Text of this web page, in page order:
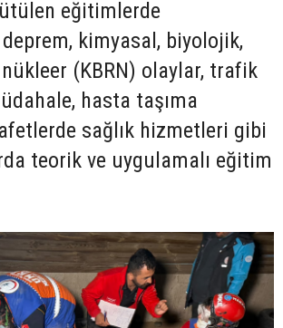
eğitimlerde
deprem, kimyasal, biyolojik,
(KBRN) olaylar, trafik
hasta taşıma
sağlık hizmetleri gibi
teorik ve uygulamalı eğitim